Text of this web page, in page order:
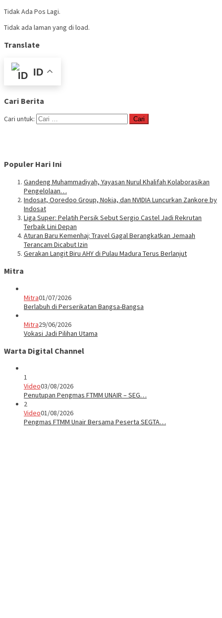
Tidak Ada Pos Lagi.
Tidak ada laman yang di load.
Translate
ID
Cari Berita
Cari untuk:
Populer Hari Ini
Gandeng Muhammadiyah, Yayasan Nurul Khalifah Kolaborasikan
Pengelolaan…
Indosat, Ooredoo Group, Nokia, dan NVIDIA Luncurkan Zankore by
Indosat
Liga Super: Pelatih Persik Sebut Sergio Castel Jadi Rekrutan
Terbaik Lini Depan
Aturan Baru Kemenhaj: Travel Gagal Berangkatkan Jemaah
Terancam Dicabut Izin
Gerakan Langit Biru AHY di Pulau Madura Terus Berlanjut
Mitra
Mitra01/07/2026
Berlabuh di Perserikatan Bangsa-Bangsa
Mitra29/06/2026
Vokasi Jadi Pilihan Utama
Warta Digital Channel
1
Video03/08/2026
Penutupan Pengmas FTMM UNAIR – SEG…
2
Video01/08/2026
Pengmas FTMM Unair Bersama Peserta SEGTA…